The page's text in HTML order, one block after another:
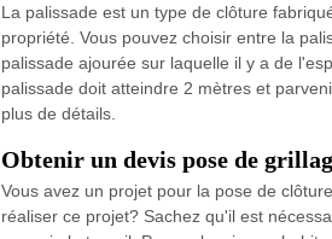
La palissade est un type de clôture
propriété. Vous pouvez choisir entre la
palissade ajourée sur laquelle il y a de
palissade doit atteindre 2 mètres et
plus de détails.
Obtenir un devis pose de
Vous avez un projet pour la pose de
réaliser ce projet? Sachez qu'il est